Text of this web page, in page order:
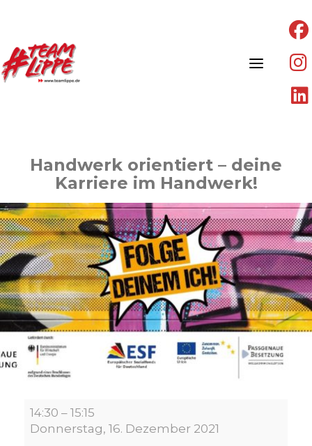
Handwerk orientiert – deine
Karriere im Handwerk!
Handwerk
orientiert
14:30 – 15:15
Donnerstag, 16. Dezember 2021